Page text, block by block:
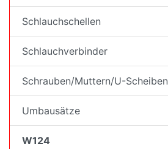
Schlauchschellen
Schlauchverbinder
Schrauben/Muttern/U-Scheiben
Umbausätze
W124